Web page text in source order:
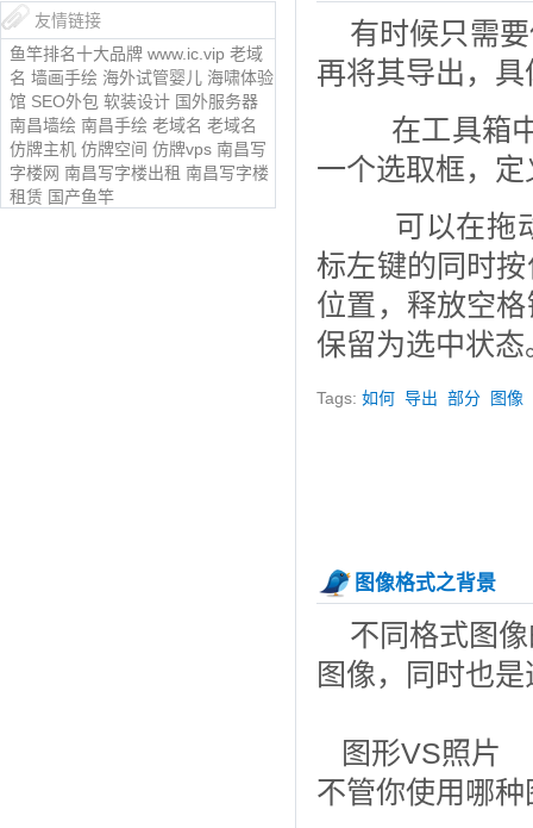
有时候只需
再将其导出，
在工具箱中
一个选取框，
可以在拖
标左键的同时
位置，释放空
保留为选中状
Tags:如何 导出 部分 图像
图像格式之背景
不同格式图
图像，同时也
图形VS照片
不管你使用哪
友情链接
鱼竿排名十大品牌 www.ic.vip 老域
名 墙画手绘 海外试管婴儿 海啸体验
馆 SEO外包 软装设计 国外服务器
南昌墙绘 南昌手绘 老域名 老域名
仿牌主机 仿牌空间 仿牌vps 南昌写
字楼网 南昌写字楼出租 南昌写字楼
租赁 国产鱼竿